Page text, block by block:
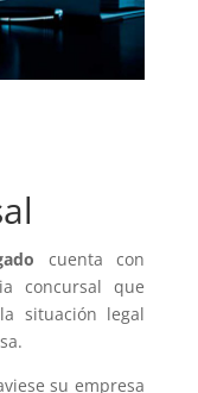
cuenta con
concursal que
situación legal
su empresa